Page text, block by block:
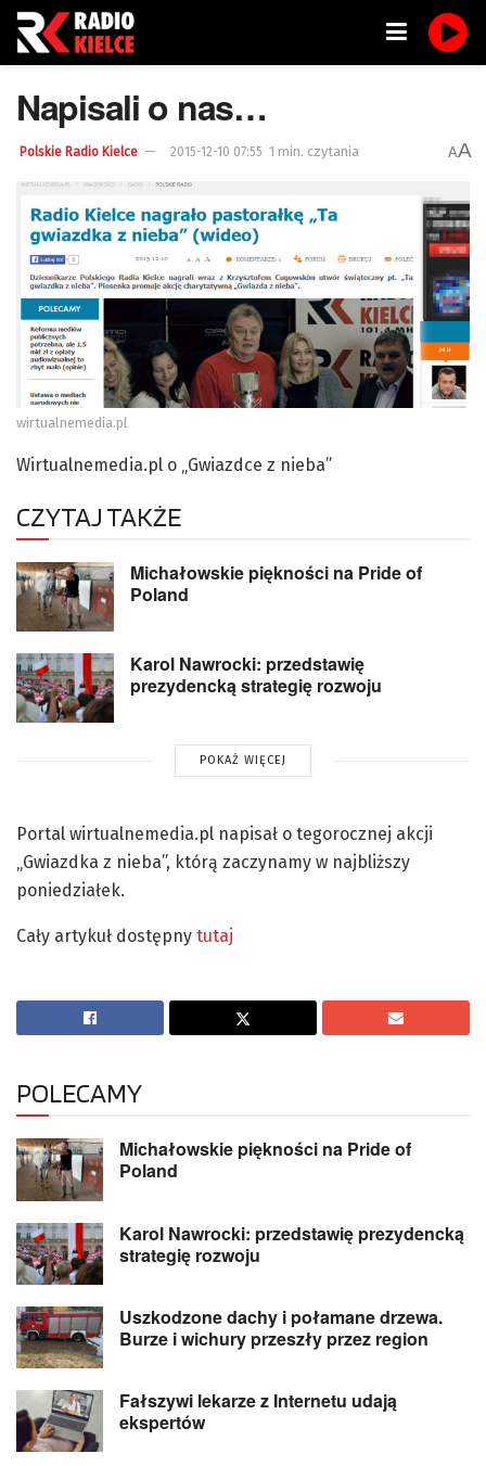
Napisali o nas…
Polskie Radio Kielce 2015-12-10 07:55 1 min. czytania AA
wirtualnemedia.pl
Wirtualnemedia.pl o „Gwiazdce z nieba”
CZYTAJ TAKŻE
Michałowskie piękności na Pride of
Poland
Karol Nawrocki: przedstawię
prezydencką strategię rozwoju
POKAŻ WIĘCEJ
Portal wirtualnemedia.pl napisał o tegorocznej akcji
„Gwiazdka z nieba”, którą zaczynamy w najbliższy
poniedziałek.
Cały artykuł dostępny tutaj
POLECAMY
Michałowskie piękności na Pride of
Poland
Karol Nawrocki: przedstawię prezydencką
strategię rozwoju
Uszkodzone dachy i połamane drzewa.
Burze i wichury przeszły przez region
Fałszywi lekarze z Internetu udają
ekspertów